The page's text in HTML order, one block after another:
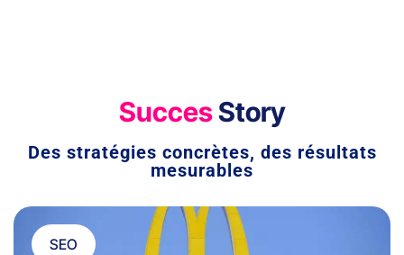
SuccesStory
Des stratégies concrètes, des résultats
mesurables
SEO